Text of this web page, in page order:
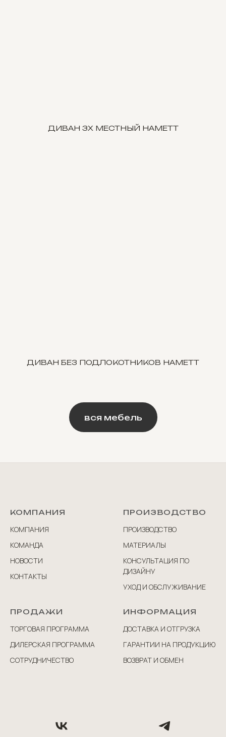
ДИВАН 3Х МЕСТНЫЙ HAMETT
ДИВАН БЕЗ ПОДЛОКОТНИКОВ HAMETT
вся мебель
КОМПАНИЯ
КОМПАНИЯ
КОМАНДА
НОВОСТИ
КОНТАКТЫ
ПРОИЗВОДСТВО
ПРОИЗВОДСТВО
МАТЕРИАЛЫ
КОНСУЛЬТАЦИЯ ПО
ДИЗАЙНУ
УХОД И ОБСЛУЖИВАНИЕ
ПРОДАЖИ
ТОРГОВАЯ ПРОГРАММА
ДИЛЕРСКАЯ ПРОГРАММА
СОТРУДНИЧЕСТВО
ИНФОРМАЦИЯ
ДОСТАВКА И ОТГРУЗКА
ГАРАНТИИ НА ПРОДУКЦИЮ
ВОЗВРАТ И ОБМЕН